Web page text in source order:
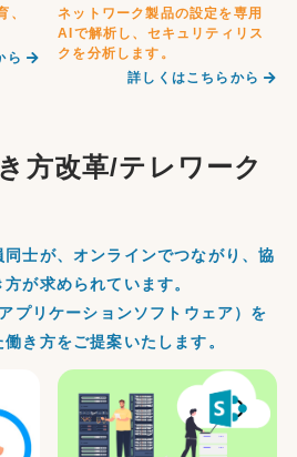
、
ら
ネットワーク製品の設定を専用
AIで解析し、セキュリティリス
クを分析します。
詳しくはこちらから
方改革/テレワーク
士が、オンラインでつながり、協
が求められています。
プリケーションソフトウェア）を
き方をご提案いたします。